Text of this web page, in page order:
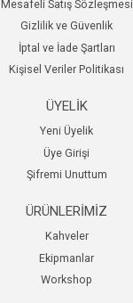
Mesafeli Satış Sözleşmesi
Gizlilik ve Güvenlik
İptal ve İade Şartları
Kişisel Veriler Politikası
ÜYELİK
Yeni Üyelik
Üye Girişi
Şifremi Unuttum
ÜRÜNLERİMİZ
Kahveler
Ekipmanlar
Workshop